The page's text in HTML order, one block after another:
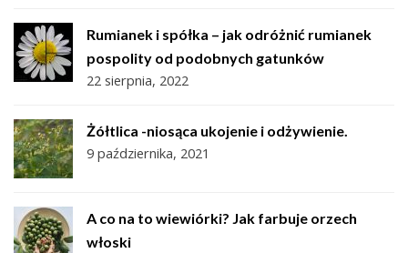
Rumianek i spółka – jak odróżnić rumianek
pospolity od podobnych gatunków
22 sierpnia, 2022
Żółtlica -niosąca ukojenie i odżywienie.
9 października, 2021
A co na to wiewiórki? Jak farbuje orzech
włoski